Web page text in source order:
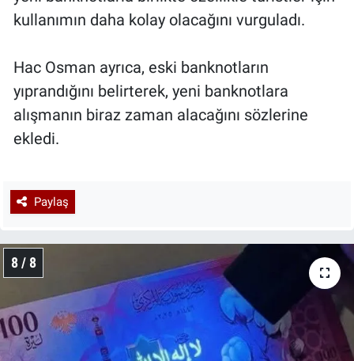
kullanımın daha kolay olacağını vurguladı.
Hac Osman ayrıca, eski banknotların
yıprandığını belirterek, yeni banknotlara
alışmanın biraz zaman alacağını sözlerine
ekledi.
Paylaş
8 / 8